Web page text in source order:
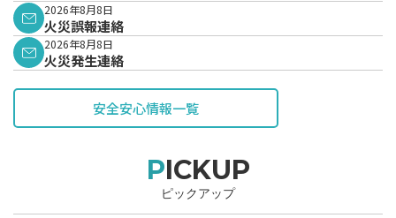
2026年8月8日
火災誤報連絡
2026年8月8日
火災発生連絡
安全安心情報一覧
PICKUP
ピックアップ